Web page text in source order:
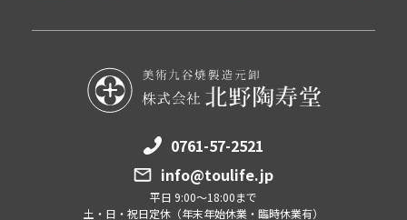
0761-57-2521
info@toulife.jp
平日 9:00～18:00まで
土・日・祝日定休（年末年始休業・臨時休業有）